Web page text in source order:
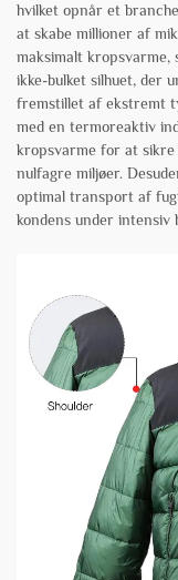
hvilket opnår et
at skabe millioner af
maksimalt kropsvarme,
ikke-bulket silhuet, der
fremstillet af ekstremt
med en termoreaktiv
kropsvarme for at
nulfagre miljøer.
optimal transport af
kondens under